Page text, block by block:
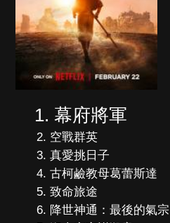
幕府將軍
空戰群英
真愛挑日子
古柯鹼教母葛蕾斯達
致命旅途
降世神通：最後的氣宗